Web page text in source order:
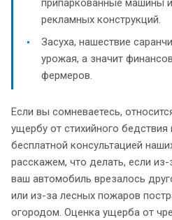
припаркованные машины
рекламных конструкций.
Засуха, нашествие
урожая, а значит
фермеров.
Если вы сомневаетесь,
ущербу от стихийного бедствия
бесплатной консультацией
расскажем, что делать, если
ваш автомобиль врезалось
или из-за лесных пожаров
огородом. Оценка ущерба от